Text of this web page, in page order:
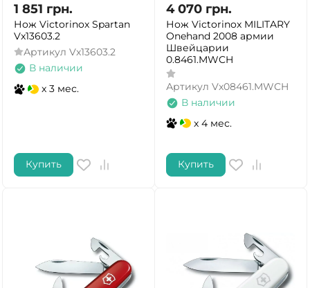
1 851 грн.
Нож Victorinox Spartan
Vx13603.2
Артикул Vx13603.2
В наличии
x 3 мес.
Купить
4 070 грн.
Нож Victorinox MILITARY
Onehand 2008 армии
Швейцарии
0.8461.MWCH
Артикул Vx08461.MWCH
В наличии
x 4 мес.
Купить